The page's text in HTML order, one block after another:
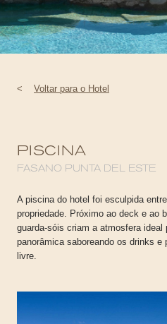
< Voltar para o Hotel
PISCINA
FASANO PUNTA DEL ESTE
A piscina do hotel foi esculpida
propriedade. Próximo ao deck e ao
guarda-sóis criam a atmosfera ideal
panorâmica saboreando os drinks
livre.